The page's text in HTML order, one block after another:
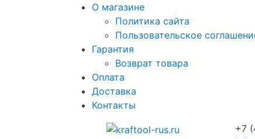
О магазине
Политика сайта
Пользовательское
Гарантия
Возврат товара
Оплата
Доставка
Контакты
+7